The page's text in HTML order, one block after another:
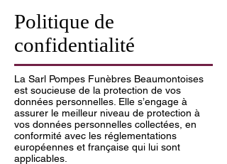
Politique de
confidentialité
La Sarl Pompes Funèbres Beaumontoises
est soucieuse de la protection de vos
données personnelles. Elle s’engage à
assurer le meilleur niveau de protection à
vos données personnelles collectées, en
conformité avec les réglementations
européennes et française qui lui sont
applicables.